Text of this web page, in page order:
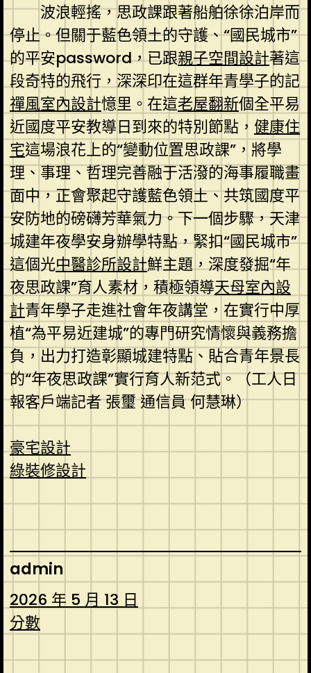
波浪輕搖，思政課跟著船舶徐徐泊岸而
停止。但關于藍色領土的守護、“國民城市”
的平安password，已跟親子空間設計著這
段奇特的飛行，深深印在這群年青學子的記
禪風室內設計憶里。在這老屋翻新個全平易
近國度平安教導日到來的特別節點， 健康住
宅這場浪花上的“變動位置思政課”，將學
理、事理、哲理完善融于活潑的海事履職畫
面中，正會聚起守護藍色領土、共筑國度平
安防地的磅礴芳華氣力。下一個步驟，天津
城建年夜學安身辦學特點，緊扣“國民城市”
這個光中醫診所設計鮮主題，深度發掘“年
夜思政課”育人素材，積極領導天母室內設
計青年學子走進社會年夜講堂，在實行中厚
植“為平易近建城”的專門研究情懷與義務擔
負，出力打造彰顯城建特點、貼合青年景長
的“年夜思政課”實行育人新范式。（工人日
報客戶端記者 張璽 通信員 何慧琳）
豪宅設計
綠裝修設計
admin
2026 年 5 月 13 日
分數